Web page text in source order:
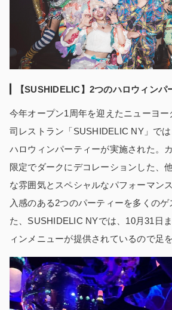
【SUSHIDELIC】2つのハロウィンパ
今年オープン1周年を迎えたニューヨ
司レストラン「SUSHIDELIC NY」で
ハロウィンパーティーが実施された。
限定でダークにデコレーションした、
な雰囲気とスペシャルなパフォーマン
入感のある2つのパーティーを多くのゲ
た、SUSHIDELIC NYでは、10月31日
ィンメニューが提供されているので足